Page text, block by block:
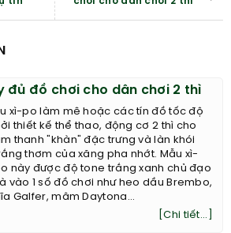
đủ đồ chơi cho dân chơi 2 thì
xì-po làm mê hoặc các tín đồ tốc độ
thiết kế thể thao, động cơ 2 thì cho
thanh "khàn" đặc trưng và làn khói
thơm của xăng pha nhớt. Mẫu xì-
này được độ tone trắng xanh chủ đạo
vào 1 số đồ chơi như heo dầu Brembo,
Galfer, mâm Daytona...
[Chi tiết...]